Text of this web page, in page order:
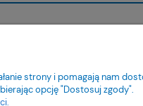
dostawy
zamówienia
strony i pomagają nam
opcję "Dostosuj zgody".